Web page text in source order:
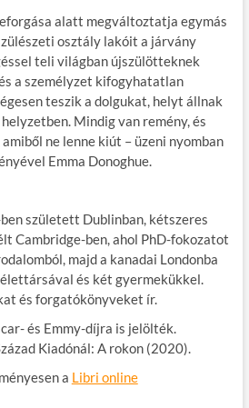
alatt megváltoztatja egymás
osztály lakóit a járvány
teli világban újszülötteknek
a személyzet kifogyhatatlan
teszik a dolgukat, helyt állnak
Mindig van remény, és
ne lenne kiút – üzeni nyomban
Emma Donoghue.
született Dublinban, kétszeres
Cambridge-ben, ahol PhD-fokozatot
majd a kanadai Londonba
és két gyermekükkel.
és forgatókönyveket ír.
és Emmy-díjra is jelölték.
Kiadónál: A rokon (2020).
a Libri online